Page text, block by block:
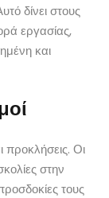
δίνει στους
εργασίας,
και
προκλήσεις. Οι
στην
τους